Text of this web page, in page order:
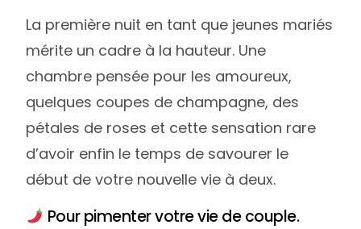
La première nuit en tant que jeunes mariés
mérite un cadre à la hauteur. Une
chambre pensée pour les amoureux,
quelques coupes de champagne, des
pétales de roses et cette sensation rare
d’avoir enfin le temps de savourer le
début de votre nouvelle vie à deux.
Pour pimenter votre vie de couple.